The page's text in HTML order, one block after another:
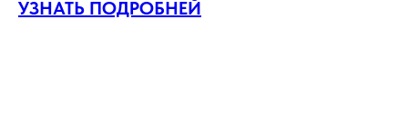
УЗНАТЬ ПОДРОБНЕЙ